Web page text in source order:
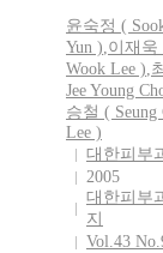
윤숙정 (
Yun ),이재욱
Wook Lee ),
Jee Young
승철 ( Seung
Lee )
대한피부
2005
대한피부
지
Vol.43